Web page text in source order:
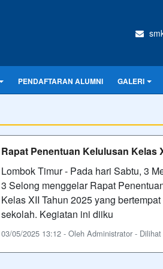
PENDAFTARAN ALUMNI GALERI
Rapat Penentuan Kelulusan Kelas
Lombok Timur - Pada hari Sabtu, 3
3 Selong menggelar Rapat
Kelas XII Tahun 2025 yang
sekolah. Kegiatan ini diiku
03/05/2025 13:12 - Oleh Administrator -